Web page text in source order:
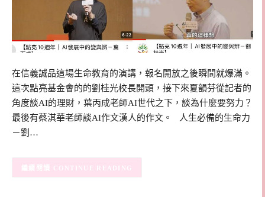
在信義誠品這場生命教育的演講，報名開放之後瞬間就爆滿。
這次點亮基金會的的劉桂光校長開頭，接下來夏韻芬從記者的
角度談AI的理財，葉丙成老師AI世代之下，談為什麼要努力？
最後有蔡淇華老師談AI作文漢人的作文。 人生必備的生命力
－劉…
CONTINUE READING